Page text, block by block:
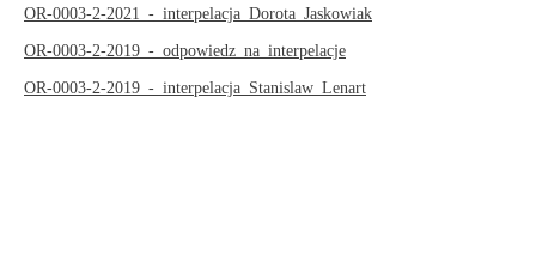
OR-0003-2-2021_-_interpelacja_Dorota_Jaskowiak
OR-0003-2-2019_-_odpowiedz_na_interpelacje
OR-0003-2-2019_-_interpelacja_Stanislaw_Lenart